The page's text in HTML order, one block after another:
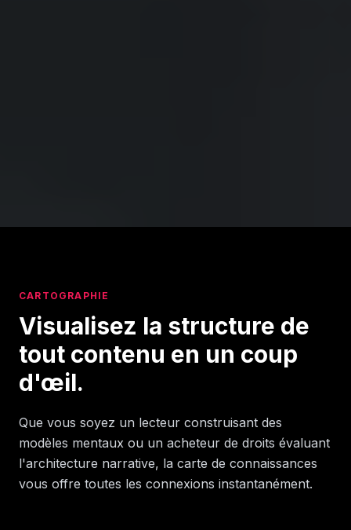
CARTOGRAPHIE
Visualisez la structure de
tout contenu en un coup
d'œil.
Que vous soyez un lecteur construisant des
modèles mentaux ou un acheteur de droits évaluant
l'architecture narrative, la carte de connaissances
vous offre toutes les connexions instantanément.